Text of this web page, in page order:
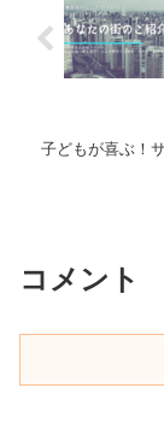
子どもが喜ぶ！
コメント